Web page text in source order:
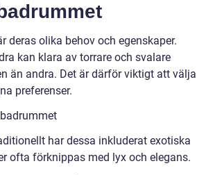
olika behov och egenskaper.
kan klara av torrare och svalare
än andra. Det är därför viktigt att välja
preferenser.
har dessa inkluderat exotiska
ofta förknippas med lyx och elegans.